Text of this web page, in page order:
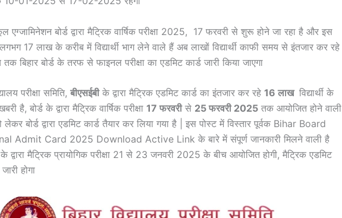
एग्जामिनेशन बोर्ड द्वारा मैट्रिक वार्षिक परीक्षा 2025, 17 फरवरी से शुरू होने जा रहा है और इस
लगभग 17 लाख के करीब में विद्यार्थी भाग लेने वाले हैं अब लाखों विद्यार्थी काफी समय से इंतजार कर रहे
बिहार बोर्ड के तरफ से फाइनल परीक्षा का एडमिट कार्ड जारी किया जाएगा
परीक्षा समिति, बीएसईबीके द्वारा मैट्रिक एडमिट कार्ड का इंतजार कर रहे 16 लाख विद्यार्थी के
है, बोर्ड के द्वारा मैट्रिक वार्षिक परीक्षा 17 फरवरीसे 25 फरवरी 2025 तक आयोजित होने वाली
बोर्ड द्वारा एडमिट कार्ड तैयार कर लिया गया है | इस पोस्ट में विस्तार पूर्वक Bihar Board
Admit Card 2025 Download Active Link के बारे में संपूर्ण जानकारी मिलने वाली है
द्वारा मैट्रिक प्रायोगिक परीक्षा 21 से 23 जनवरी 2025 के बीच आयोजित होगी, मैट्रिक एडमिट
होगा